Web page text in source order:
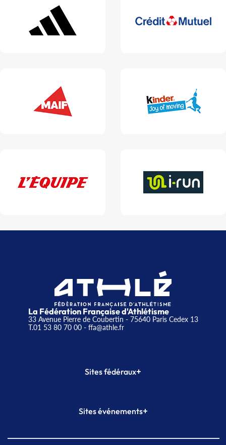
La Fédération Française d'Athlétisme
33 Avenue Pierre de Coubertin - 75640 Paris Cedex 13
T.01 53 80 70 00- ffa@athle.fr
Sites fédéraux+
Plateforme Formation
Sites événements+
Meeting de Paris indoor